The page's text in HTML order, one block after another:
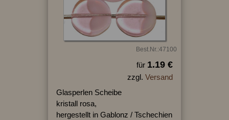
Best.Nr.:47100
für 1.19 €
zzgl. Versand
Glasperlen Scheibe
kristall rosa,
hergestellt in Gablonz / Tschechien